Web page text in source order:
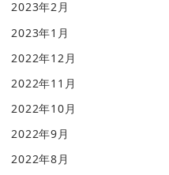
2023年2月
2023年1月
2022年12月
2022年11月
2022年10月
2022年9月
2022年8月